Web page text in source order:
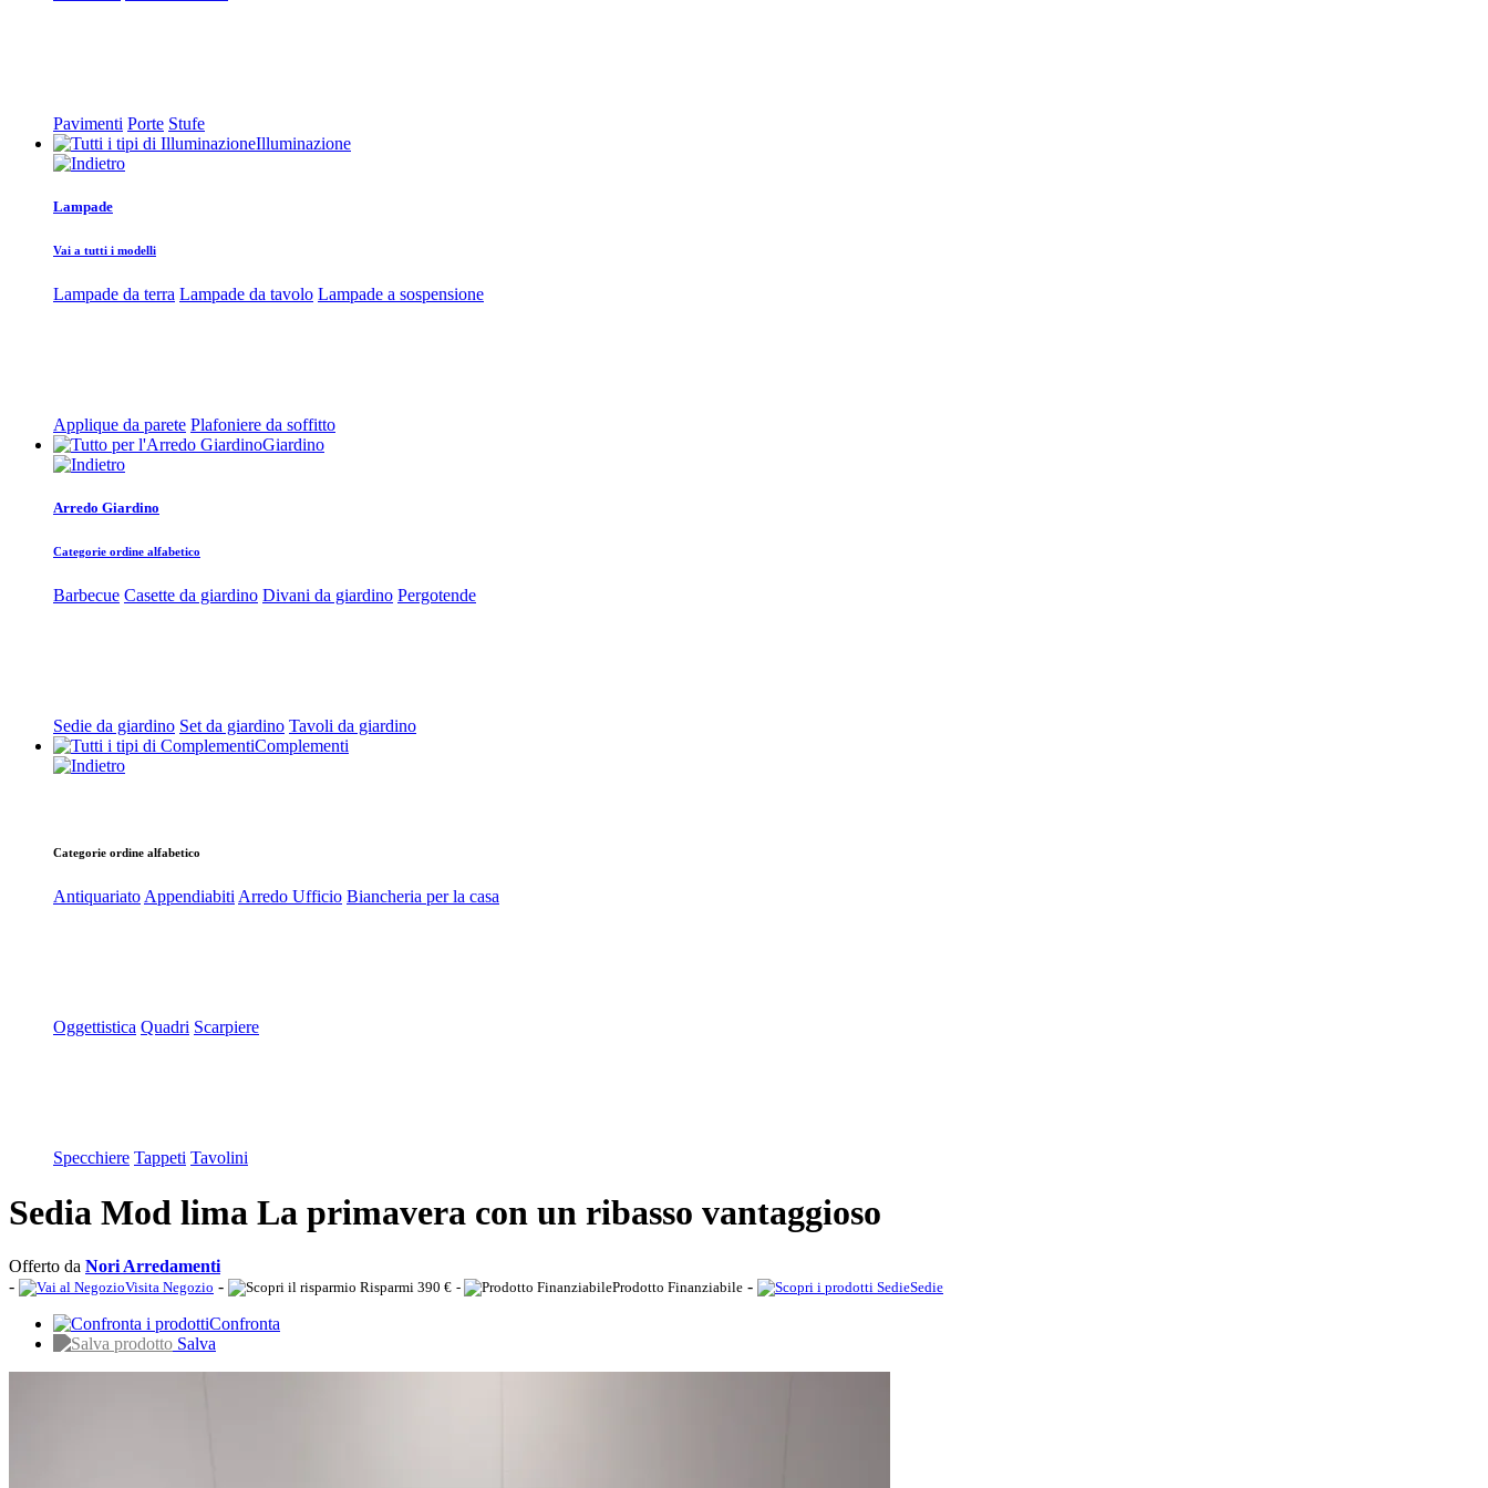
Pavimenti Porte Stufe
Illuminazione
Lampade
Vai a tutti i modelli
Lampade da terra Lampade da tavolo Lampade a sospensione
Applique da parete Plafoniere da soffitto
Giardino
Arredo Giardino
Categorie ordine alfabetico
Barbecue Casette da giardino Divani da giardino Pergotende
Sedie da giardino Set da giardino Tavoli da giardino
Complementi
Categorie ordine alfabetico
Antiquariato Appendiabiti Arredo Ufficio Biancheria per la casa
Oggettistica Quadri Scarpiere
Specchiere Tappeti Tavolini
Sedia Mod lima La primavera con un ribasso vantaggioso
Offerto da Nori Arredamenti
-
Visita Negozio - Risparmi 390 € - Prodotto Finanziabile - Sedie
Confronta
Salva